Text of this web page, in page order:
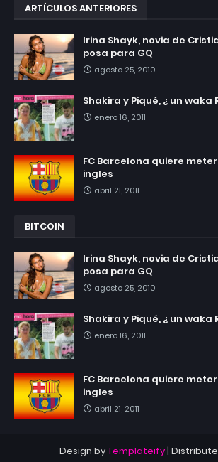
ARTÍCULOS ANTERIORES
Irina Shayk, novia de
posa para GQ
agosto 25, 2010
Shakira y Piqué, ¿ un waka
enero 16, 2011
FC Barcelona quiere
ingles
abril 21, 2011
BITCOIN
Irina Shayk, novia de
posa para GQ
agosto 25, 2010
Shakira y Piqué, ¿ un waka
enero 16, 2011
FC Barcelona quiere
ingles
abril 21, 2011
Design byTemplateify|